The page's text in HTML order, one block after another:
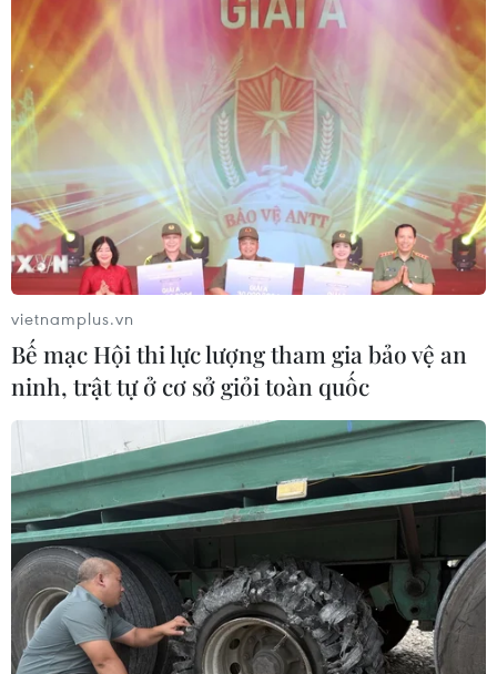
vietnamplus.vn
Bế mạc Hội thi lực lượng tham gia bảo vệ an
ninh, trật tự ở cơ sở giỏi toàn quốc